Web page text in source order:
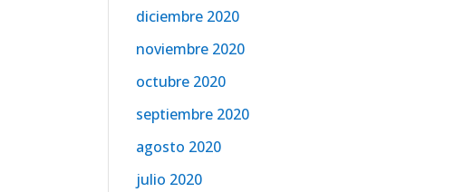
diciembre 2020
noviembre 2020
octubre 2020
septiembre 2020
agosto 2020
julio 2020